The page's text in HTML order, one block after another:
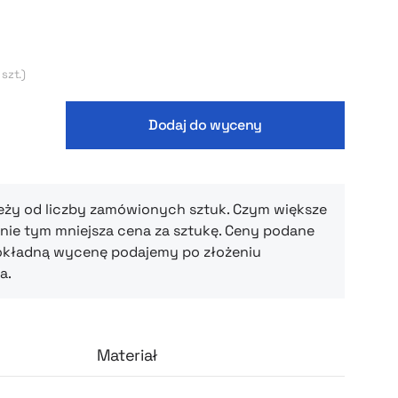
krojowi i starannemu wykonaniu,
komfort przez cały dzień. Noszona
szt.)
Dodaj do wyceny
od liczby zamówionych sztuk. Czym większe
tym mniejsza cena za sztukę. Ceny podane
wycenę podajemy po złożeniu
Materiał